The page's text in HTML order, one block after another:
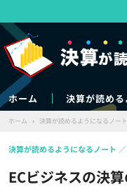
ホーム 決算が読め
ホーム › 決算が読めるようになるノート
ECビジネスの決
決算が読めるようになるノート